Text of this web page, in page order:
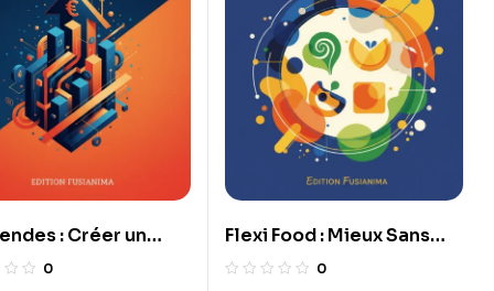
: Créer un
Mensuel
0
Flexi Food : Mieux Sans
Extrêmes 0